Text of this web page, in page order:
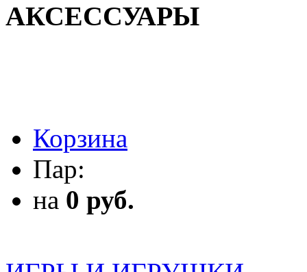
АКСЕССУАРЫ
Корзина
Пар:
на 0 руб.